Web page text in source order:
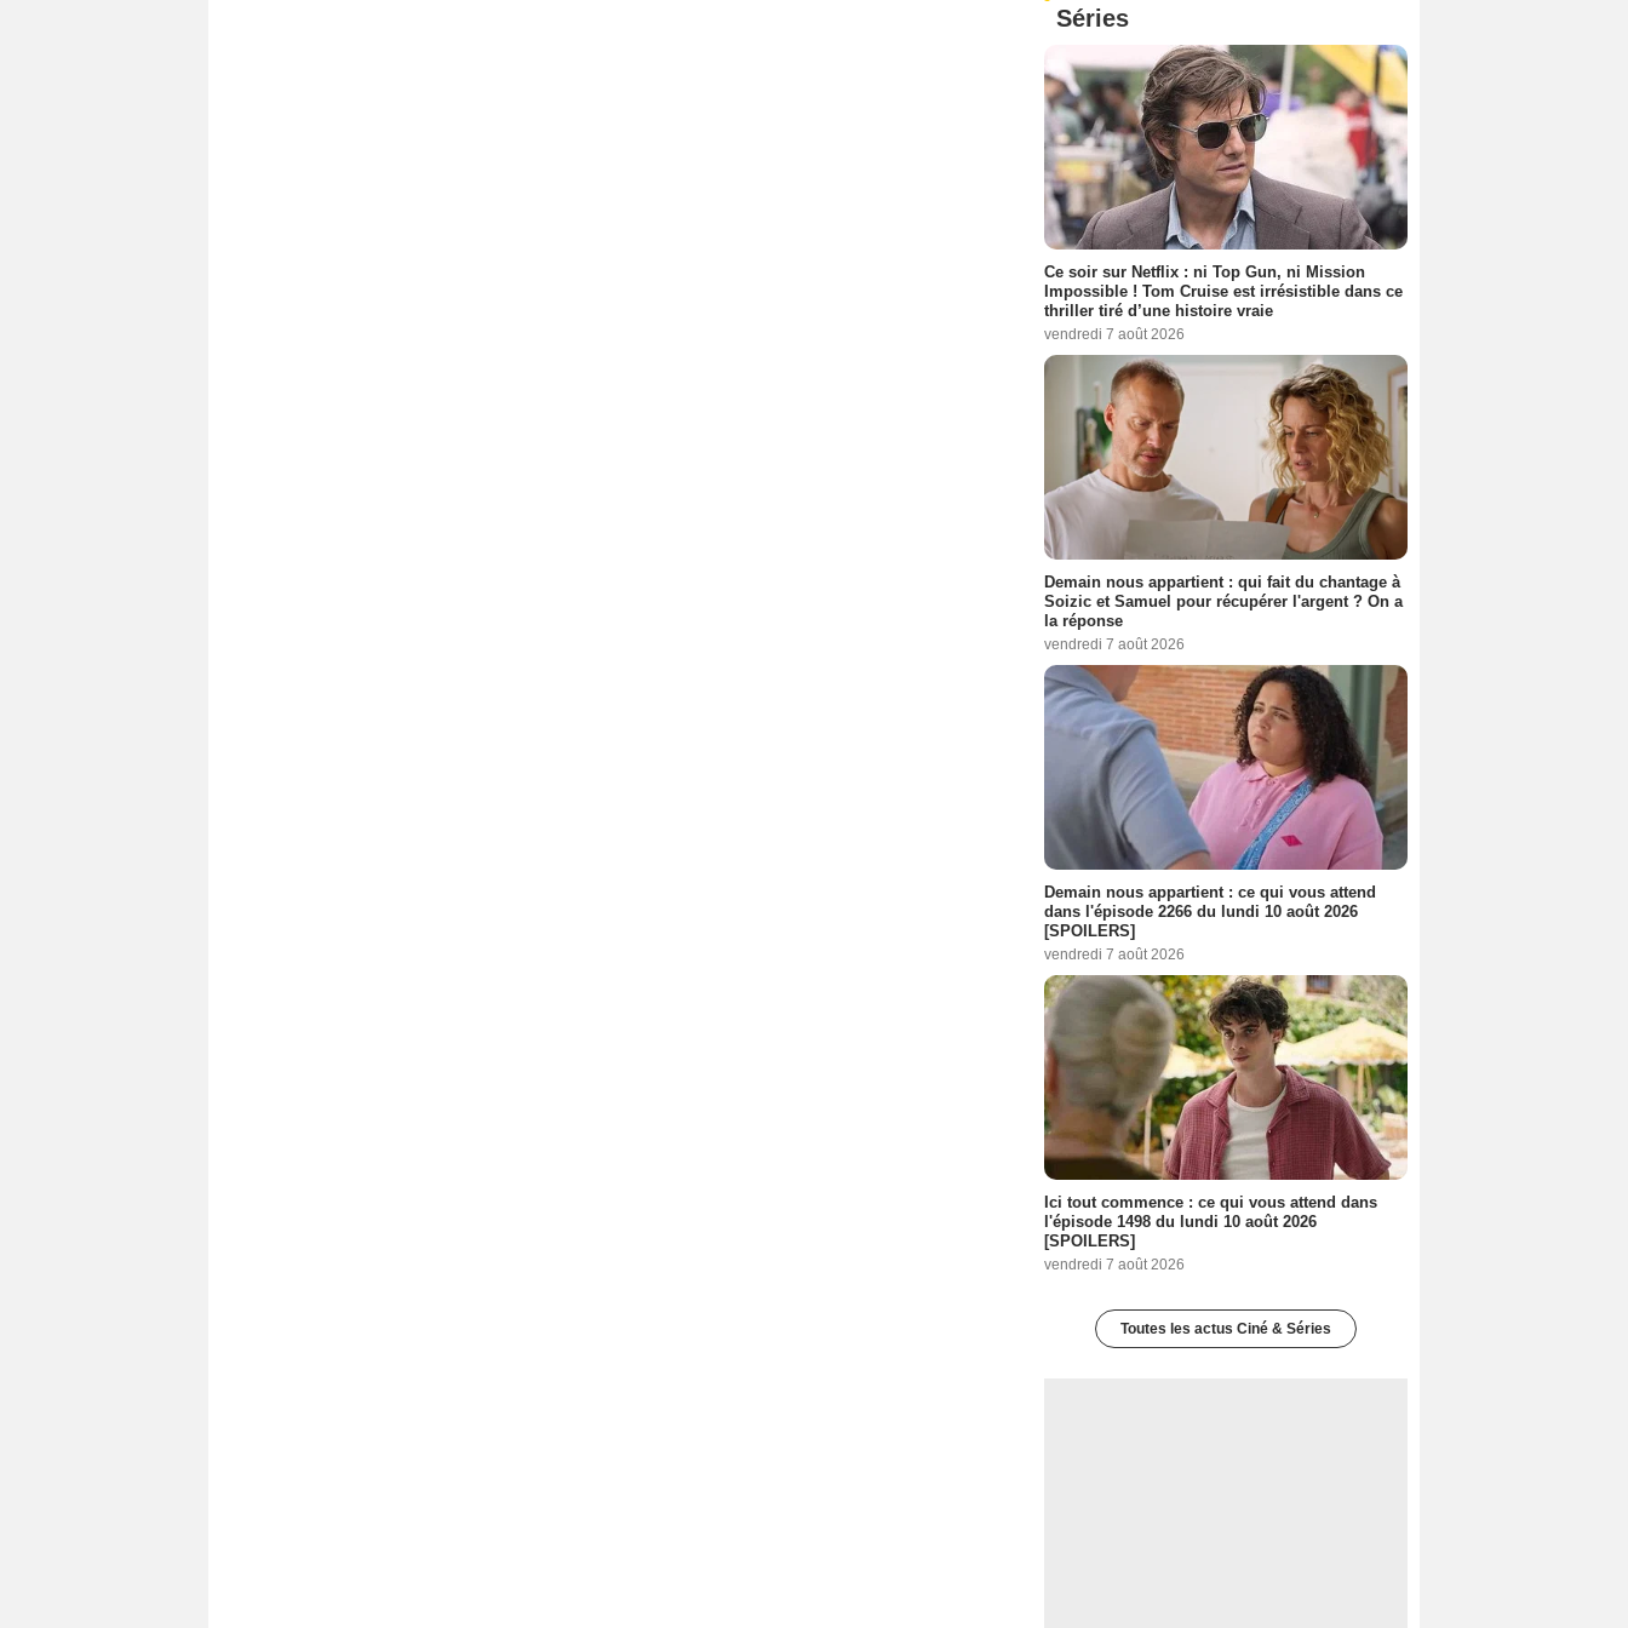
Séries
Ce soir sur Netflix : ni Top Gun, ni Mission
Impossible ! Tom Cruise est irrésistible dans ce
thriller tiré d’une histoire vraie
vendredi 7 août 2026
Demain nous appartient : qui fait du chantage à
Soizic et Samuel pour récupérer l'argent ? On a
la réponse
vendredi 7 août 2026
Demain nous appartient : ce qui vous attend
dans l'épisode 2266 du lundi 10 août 2026
[SPOILERS]
vendredi 7 août 2026
Ici tout commence : ce qui vous attend dans
l'épisode 1498 du lundi 10 août 2026
[SPOILERS]
vendredi 7 août 2026
Toutes les actus Ciné & Séries